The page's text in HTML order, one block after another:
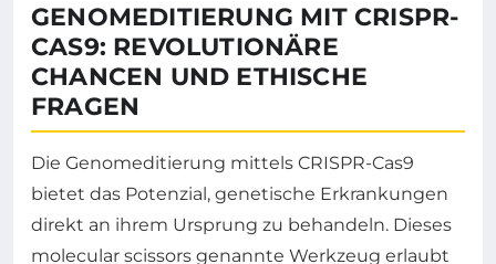
GENOMEDITIERUNG MIT CRISPR-
CAS9: REVOLUTIONÄRE
CHANCEN UND ETHISCHE
FRAGEN
Die Genomeditierung mittels CRISPR-Cas9
bietet das Potenzial, genetische Erkrankungen
direkt an ihrem Ursprung zu behandeln. Dieses
molecular scissors genannte Werkzeug erlaubt